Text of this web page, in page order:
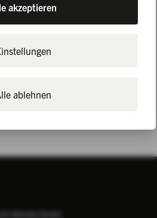
uns?✨
das Stück Magie!
akzeptieren
ablehnen